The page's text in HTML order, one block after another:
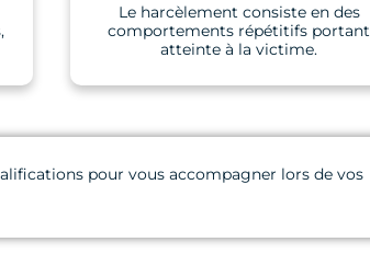
Le harcèlement consiste en des
comportements répétitifs portant
atteinte à la victime.
pour vous accompagner lors de vos